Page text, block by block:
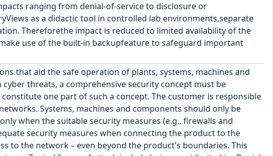
ranging from denial-of-service to disclosure or
as a didactic tool in controlled lab environments,separate
Thereforethe impact is reduced to limited availability of the
use of the built-in backupfeature to safeguard important
that aid the safe operation of plants, systems, machines and
threats, a comprehensive security concept must be
one part of such a concept. The customer is responsible
Systems, machines and components should only be
when the suitable security measures (e.g., firewalls and
security measures when connecting the product to the
to the network – even beyond the product's boundaries. This